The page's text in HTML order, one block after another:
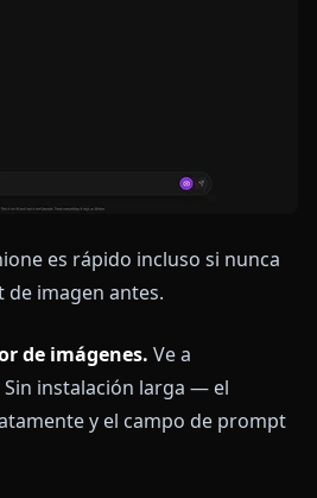
es rápido incluso si nunca
imagen antes.
de imágenes. Ve a
Sin instalación larga — el
y el campo de prompt